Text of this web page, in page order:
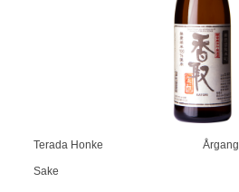
Terada Honke Årgang
Sake